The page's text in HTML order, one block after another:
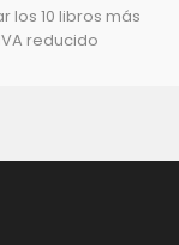
los 10 libros más
reducido